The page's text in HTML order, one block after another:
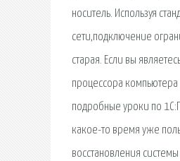
носитель. Используя
сети,подключение
старая. Если вы
процессора
подробные уроки по
какое-то время уже
восстановления